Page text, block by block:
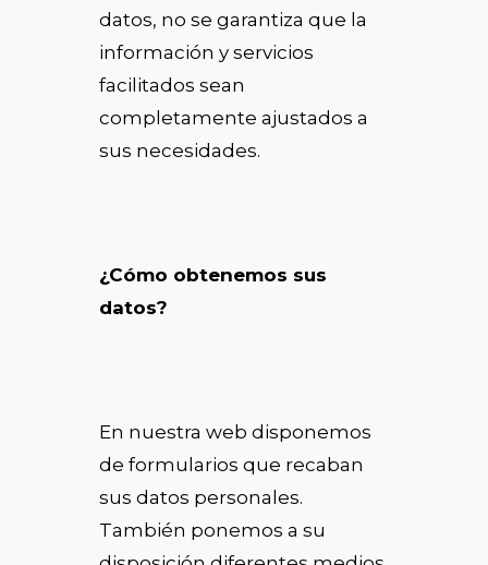
datos, no se garantiza que la
información y servicios
facilitados sean
completamente ajustados a
sus necesidades.
¿Cómo obtenemos sus
datos?
En nuestra web disponemos
de formularios que recaban
sus datos personales.
También ponemos a su